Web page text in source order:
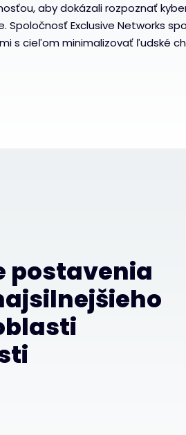
aby dokázali rozpoznať
Spoločnosť Exclusive Networks
s cieľom minimalizovať ľudské
postavenia